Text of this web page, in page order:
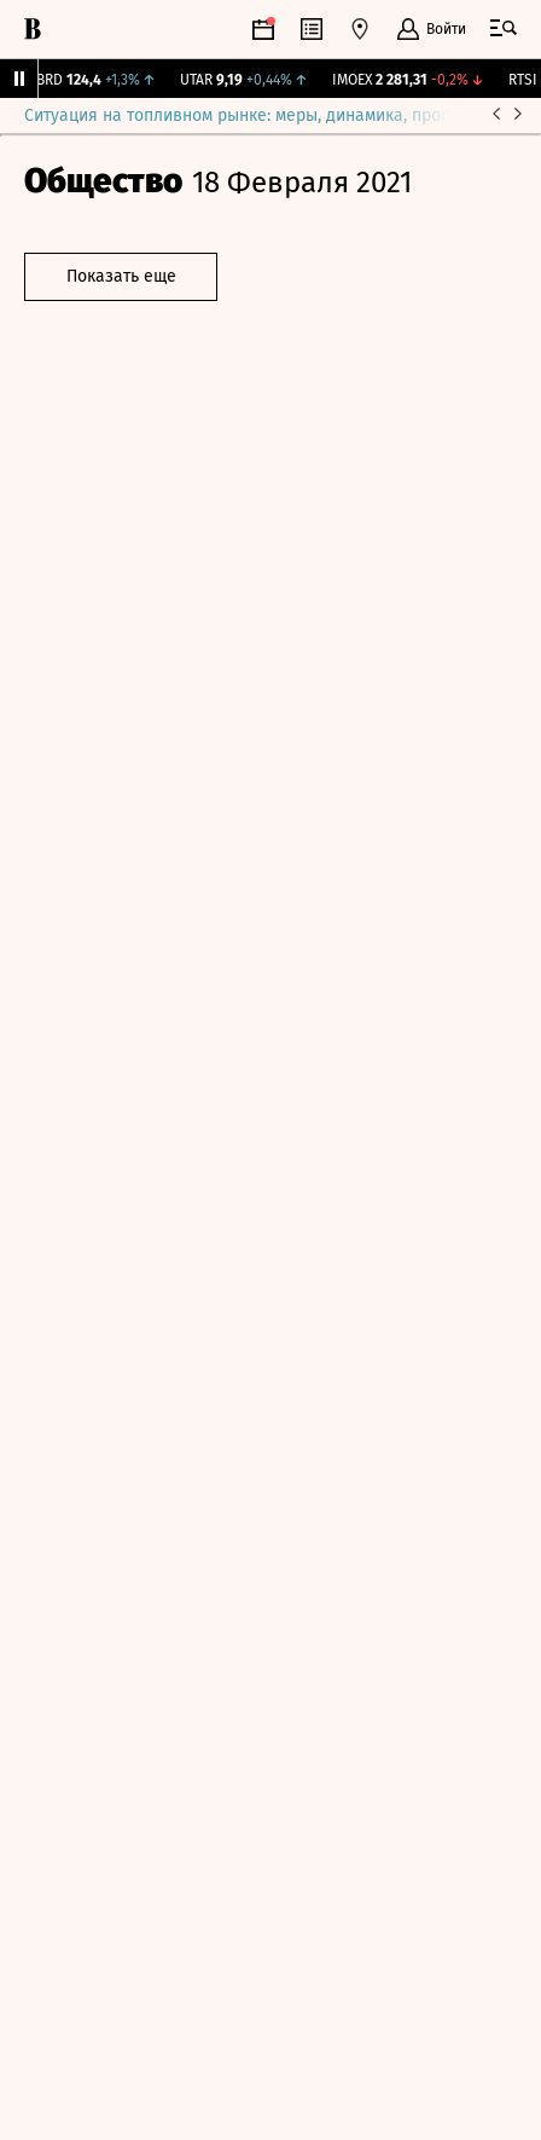
Войти
ABRD 124,4 +1,3%↑ UTAR 9,19 +0,44%↑ IMOEX 2 281,31 -0,2%↓ RTSI
Ситуация на топливном рынке: меры, динамика, прогнозы
Общество 18 Февраля 2021
Показать еще